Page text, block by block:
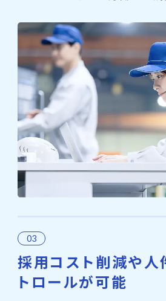
採用コスト削減や人
トロールが可能